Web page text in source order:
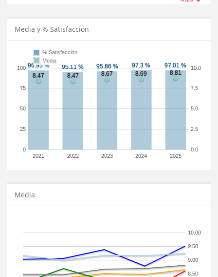
Media y % Satisfacción
2021 2022 2023 2024 2025
0
25
50
75
100
0.0
2.5
5.0
7.5
10.0
% Satisfacción
Media
Media
8.50
9.00
9.50
10.00